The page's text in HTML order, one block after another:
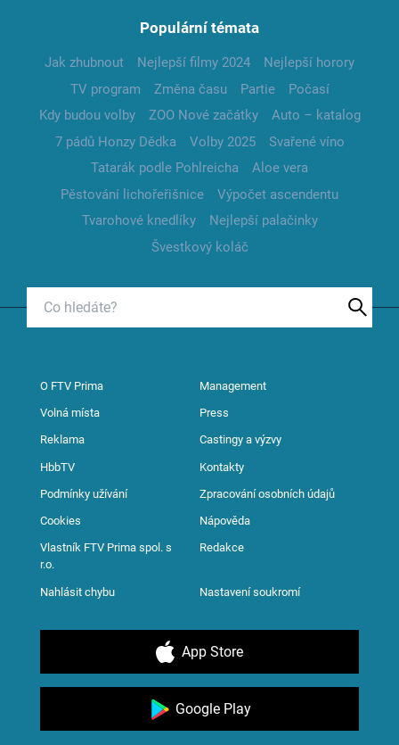
Populární témata
Jak zhubnout Nejlepší filmy 2024
Nejlepší horory
TV program
Změna času Partie
Počasí
Kdy budou volby
ZOO Nové začátky
Auto – katalog
7 pádů Honzy Dědka
Volby 2025
Svařené víno
Tatarák podle Pohlreicha
Aloe vera
Pěstování lichořeřišnice
Výpočet ascendentu
Tvarohové knedlíky
Nejlepší palačinky
Švestkový koláč
O FTV Prima Management
Volná místa Press
Reklama Castingy a výzvy
HbbTV Kontakty
Podmínky užívání Zpracování osobních údajů
Cookies Nápověda
Vlastník FTV Prima spol. s
r.o.
Redakce
Nahlásit chybu Nastavení soukromí
App Store
Google Play